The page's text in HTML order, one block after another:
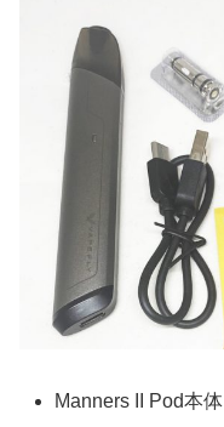
Manners II Pod本体